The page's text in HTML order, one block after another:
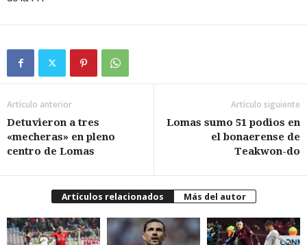
Artículo anterior
Detuvieron a tres
«mecheras» en pleno
centro de Lomas
Artículo siguiente
Lomas sumo 51 podios en
el bonaerense de
Teakwon-do
Artículos relacionados Más del autor